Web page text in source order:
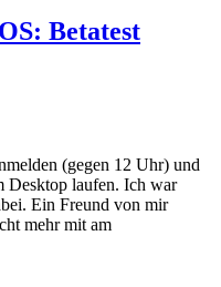
Betatest
(gegen 12 Uhr) und
Desktop laufen. Ich war
Ein Freund von mir
mehr mit am